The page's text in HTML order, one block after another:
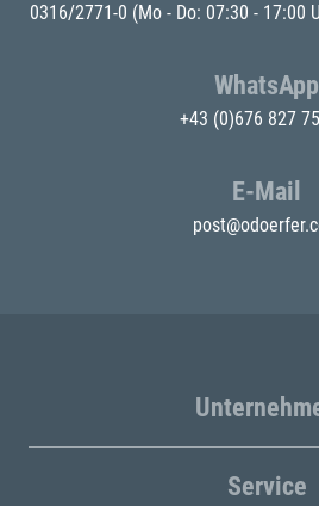
0316/2771-0 (Mo - Do: 07:30 - 17:00
WhatsApp
+43 (0)676 827
E-Mail
Service